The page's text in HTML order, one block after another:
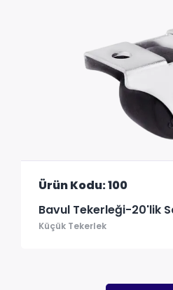
Ürün Kodu: 100
Bavul Tekerleği-20'lik
Küçük Tekerlek